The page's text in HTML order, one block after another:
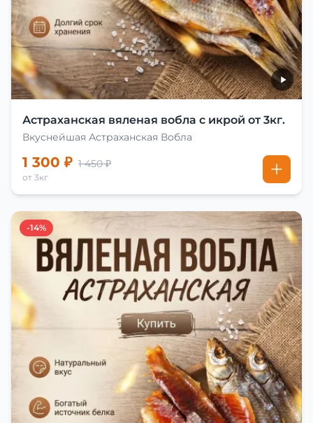
Астраханская вяленая вобла с икрой от 3кг.
Вкуснейшая Астраханская Вобла
1 300 ₽ 1 450 ₽
от 3кг
-14%